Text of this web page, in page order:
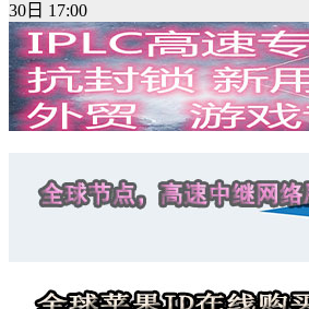
30日 17:00